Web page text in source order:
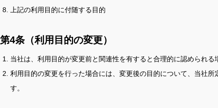
上記の利用目的に付随する目的
第4条（利用目的の変更）
当社は、利用目的が変更前と関連性を有すると合理的に認められ
利用目的の変更を行った場合には、変更後の目的について、当社
す。